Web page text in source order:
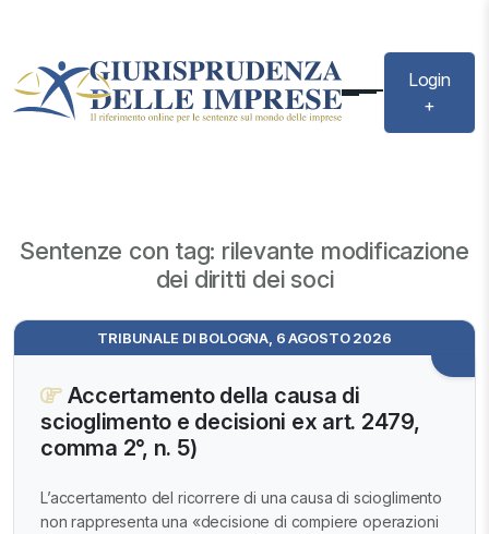
Login
+
Sentenze con tag: rilevante modificazione
dei diritti dei soci
TRIBUNALE DI BOLOGNA, 6 AGOSTO 2026
Accertamento della causa di
scioglimento e decisioni ex art. 2479,
comma 2°, n. 5)
L’accertamento del ricorrere di una causa di scioglimento
non rappresenta una «decisione di compiere operazioni